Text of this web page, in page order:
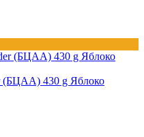
430 g Яблоко